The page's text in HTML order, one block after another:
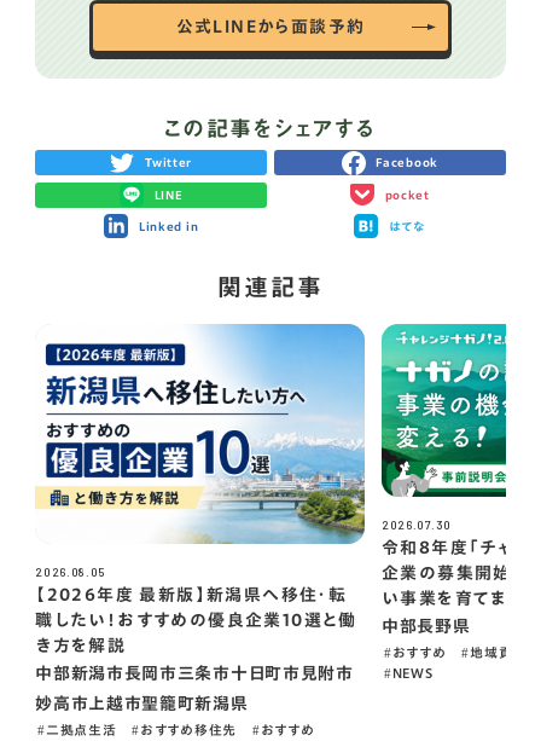
公式LINEから面談予約
この記事をシェアする
Twitter Facebook
LINE pocket
Linked in はてな
関連記事
2026.08.05
【2026年度 最新版】新潟県へ移住・転
職したい！おすすめの優良企業10選と働
き方を解説
中部新潟市長岡市三条市十日町市 見附市
妙高市上越市聖籠町新潟県
二拠点生活 おすすめ移住先 おすすめ
2026.07.30
令和8年度「チャレ
企業の募集開始！
い事業を育てませ
中部長野県
おすすめ
地域貢献
NEWS